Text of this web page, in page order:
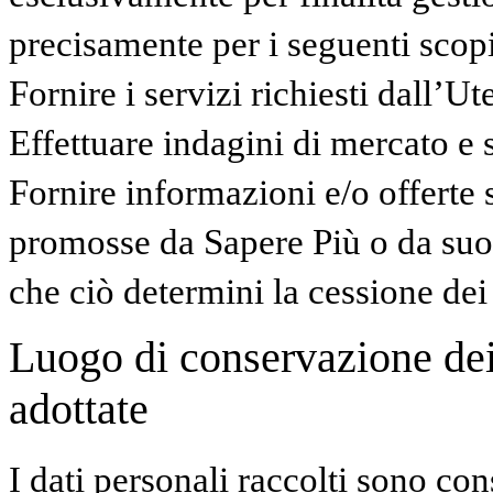
precisamente per i seguenti
Fornire i servizi richiesti
Effettuare indagini di mercato e
Fornire informazioni e/o
promosse da Sapere Più o da
che ciò determini la cessione
Luogo di conservazione
adottate
I dati personali raccolti sono